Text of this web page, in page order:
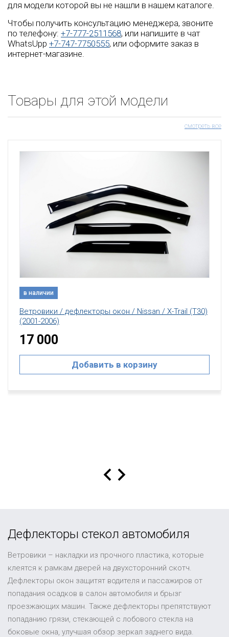
для модели которой вы не нашли в нашем каталоге.
Чтобы получить консультацию менеджера, звоните
по телефону: +7-777-2511568, или напишите в чат
WhatsUpp +7-747-7750555, или оформите заказ в
интернет-магазине.
Товары для этой модели
смотреть все
в наличии
Ветровики / дефлекторы окон / Nissan / X-Trail (T30)
(2001-2006)
17 000
Добавить в корзину
Дефлекторы стекол автомобиля
Ветровики – накладки из прочного пластика, которые
клеятся к рамкам дверей на двухсторонний скотч.
Дефлекторы окон защитят водителя и пассажиров от
попадания осадков в салон автомобиля и брызг
проезжающих машин. Также дефлекторы препятствуют
попаданию грязи, стекающей с лобового стекла на
боковые окна, улучшая обзор зеркал заднего вида.